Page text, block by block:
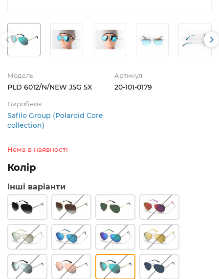
Модель
PLD 6012/N/NEW J5G 5X
Артикул
20-101-0179
Виробник
Safilo Group (Polaroid Core
collection)
Нема в наявності
Колір
Інші варіанти